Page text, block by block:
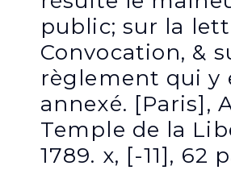
public; sur la
Convocation, &
règlement qui y
annexé. [Paris],
Temple de la
1789. x, [-11], 62